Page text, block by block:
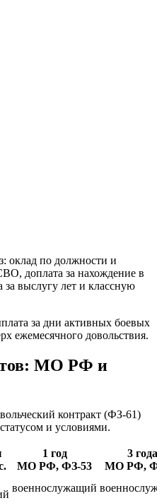
оклад по должности и
доплата за нахождение в
за выслугу лет и классную
за дни активных боевых
ежемесячного довольствия.
МО РФ и
контракт (ФЗ-61)
и условиями.
1 год
МО РФ, ФЗ-53
3 года
МО РФ,
военнослужащий